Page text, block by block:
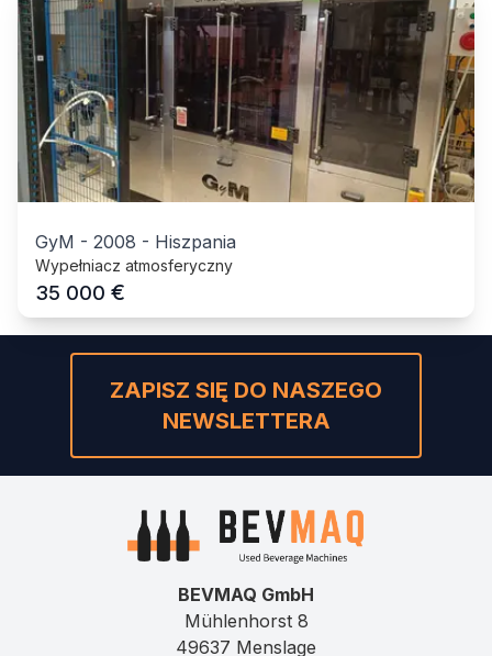
GyM - 2008 - Hiszpania
Wypełniacz atmosferyczny
35 000 €
ZAPISZ SIĘ DO NASZEGO
NEWSLETTERA
BEVMAQ GmbH
Mühlenhorst 8
49637 Menslage